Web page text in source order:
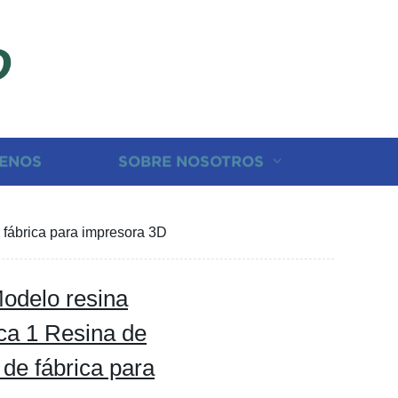
SOBRE NOSOTROS
para impresora 3D
resina
1 Resina de
fábrica para